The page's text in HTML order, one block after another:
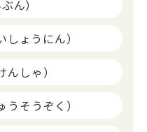
ん）
ょうにん）
しゃ）
そうぞく）